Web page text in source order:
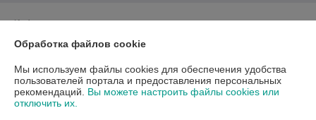
Информация для покупателя
Юридическое лицо:Общество с ограниченной ответственностью «Квок
Минск, ул. Лещинского 14А пав.232
Регистрационный номер ЕГР: 193925453
Обработка файлов cookie
Мы используем файлы cookies для обеспечения удобства
пользователей портала и предоставления персональных
рекомендаций. Вы можете настроить файлы cookies или
отключить их.